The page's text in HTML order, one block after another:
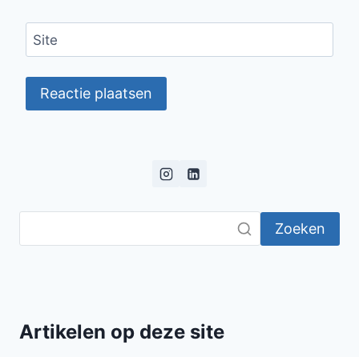
Site
Zoeken
Artikelen op deze site